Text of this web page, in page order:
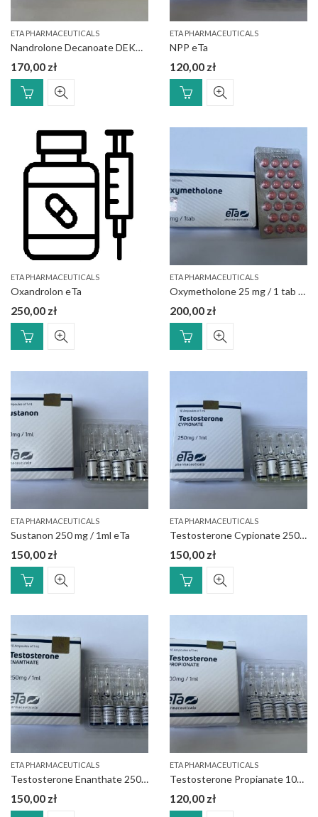
ETA PHARMACEUTICALS
Nandrolone Decanoate DEKA 250 mg eTa
170,00 zł
ETA PHARMACEUTICALS
NPP eTa
120,00 zł
ETA PHARMACEUTICALS
Oxandrolon eTa
250,00 zł
ETA PHARMACEUTICALS
Oxymetholone 25 mg / 1 tab ANAPOLON eTa
200,00 zł
ETA PHARMACEUTICALS
Sustanon 250 mg / 1ml eTa
150,00 zł
ETA PHARMACEUTICALS
Testosterone Cypionate 250 mg / 1 ml eTa
150,00 zł
ETA PHARMACEUTICALS
Testosterone Enanthate 250 mg / 1 ml eTa
150,00 zł
ETA PHARMACEUTICALS
Testosterone Propianate 100 mg / 1ml eTa
120,00 zł